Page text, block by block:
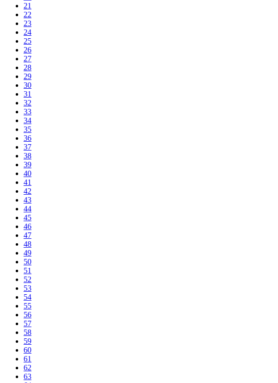
21
22
23
24
25
26
27
28
29
30
31
32
33
34
35
36
37
38
39
40
41
42
43
44
45
46
47
48
49
50
51
52
53
54
55
56
57
58
59
60
61
62
63